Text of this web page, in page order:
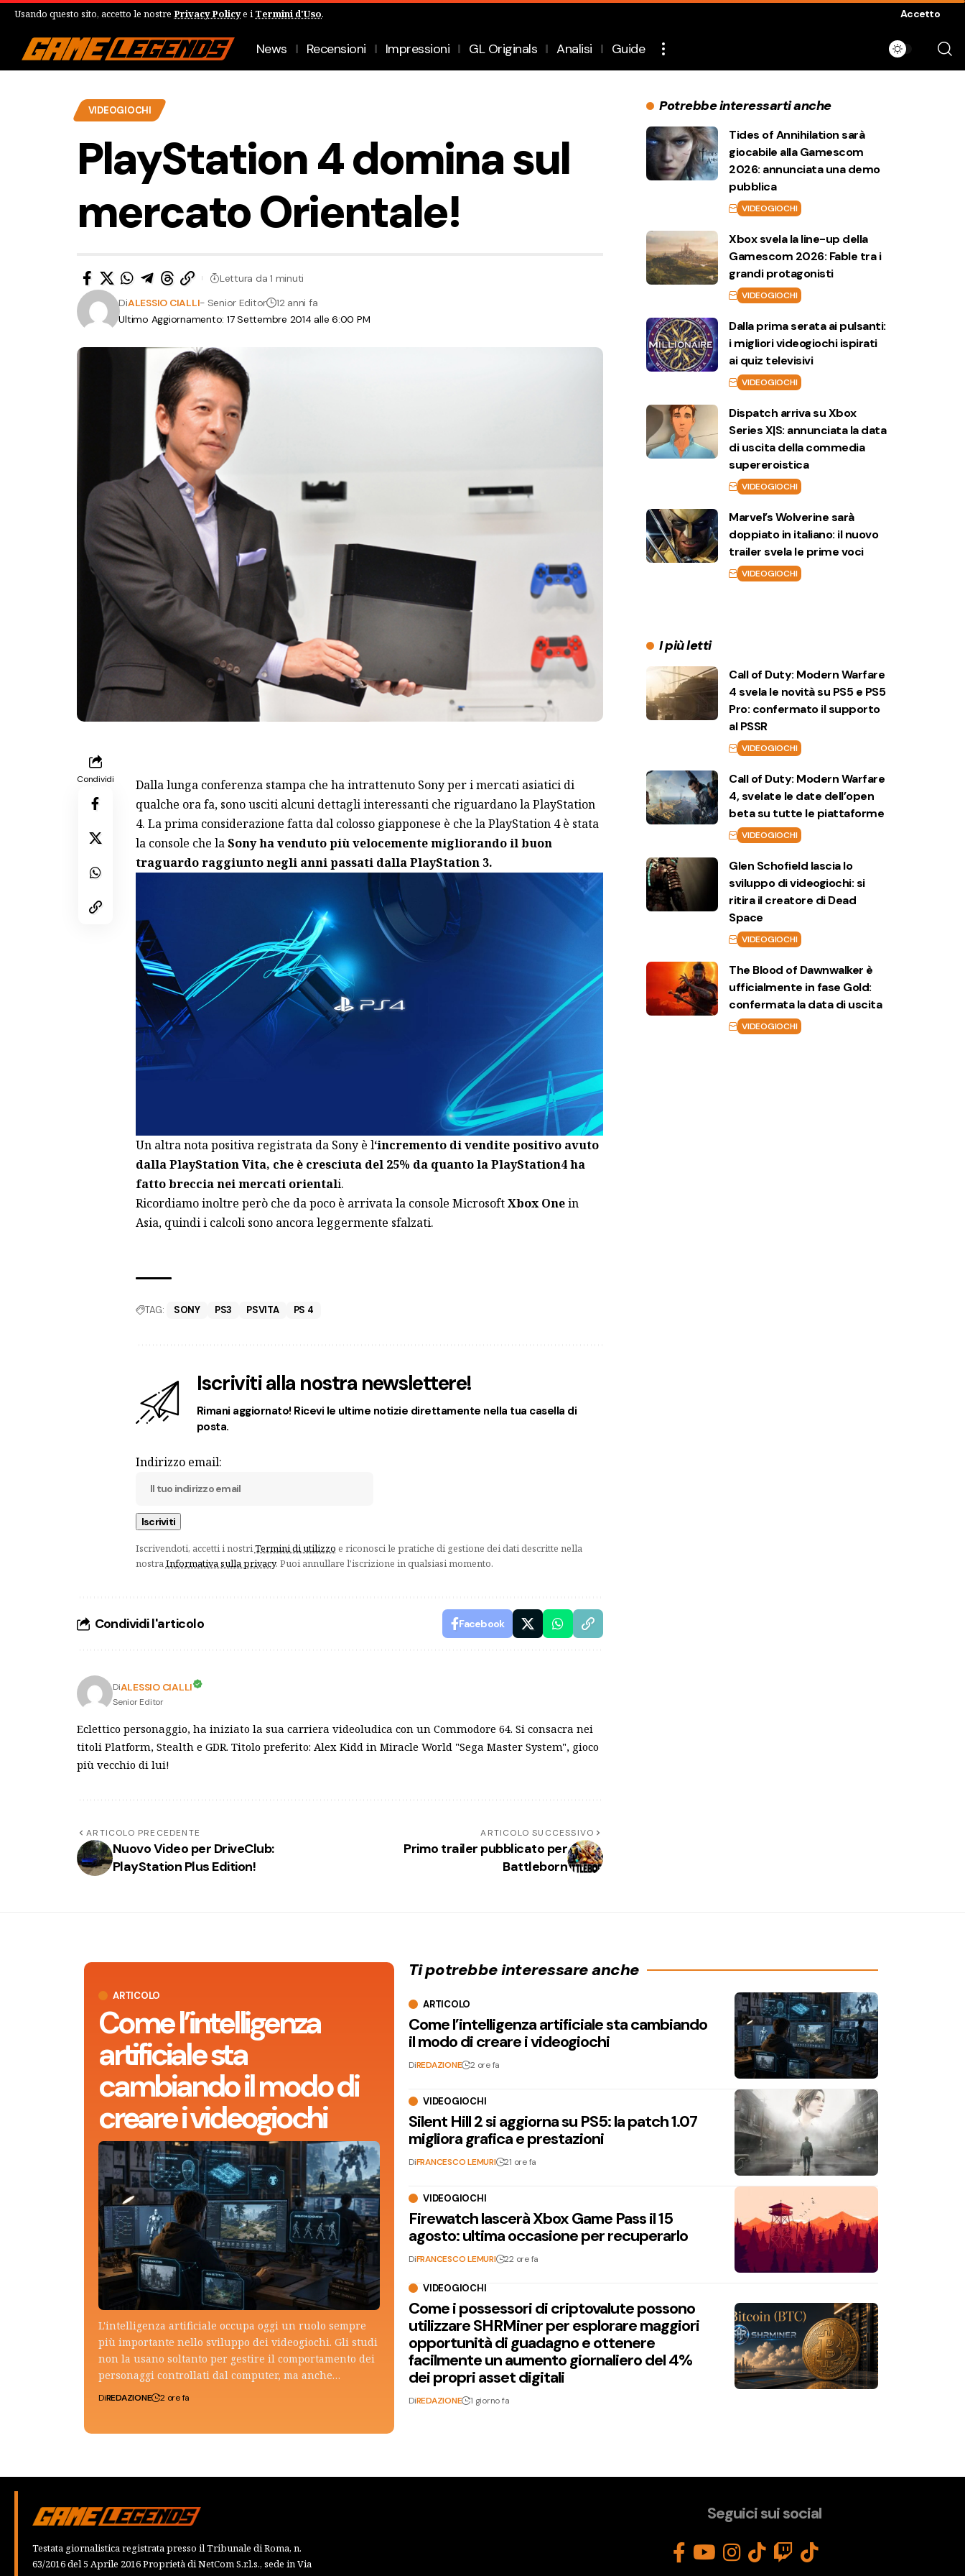
Usando questo sito, accetto le nostre Privacy Policye i Termini d'Uso. Accetto
News Recensioni Impressioni GL Originals Analisi Guide
VIDEOGIOCHI
PlayStation 4 domina sul
mercato Orientale!
Ultimo Aggiornamento: 17 Settembre 2014 alle 6:00 PM
DiALESSIO CIALLI- Senior Editor 12 anni fa
Lettura da 1 minuti
Condividi
Dalla lunga conferenza stampa che ha intrattenuto Sony per i mercati asiatici di
qualche ora fa, sono usciti alcuni dettagli interessanti che riguardano la PlayStation
4. La prima considerazione fatta dal colosso giapponese è che la PlayStation 4 è stata
la console che laSony ha venduto più velocemente migliorando il buon
traguardo raggiunto negli anni passati dalla PlayStation 3.
Un altra nota positiva registrata da Sony è l‘incremento di vendite positivo avuto
dalla PlayStation Vita, che è cresciuta del 25% da quanto la PlayStation4 ha
fatto breccia nei mercati orientali.
Ricordiamo inoltre però che da poco è arrivata la console MicrosoftXbox Onein
Asia, quindi i calcoli sono ancora leggermente sfalzati.
TAG: SONY PS3 PSVITA PS 4
Iscriviti alla nostra newslettere!
Rimani aggiornato! Ricevi le ultime notizie direttamente nella tua casella di
posta.
Indirizzo email:
Iscrivendoti, accetti i nostriTermini di utilizzo e riconosci le pratiche di gestione dei dati descritte nella
nostraInformativa sulla privacy. Puoi annullare l'iscrizione in qualsiasi momento.
Condividi l'articolo Facebook
DiALESSIO CIALLI
Senior Editor
Eclettico personaggio, ha iniziato la sua carriera videoludica con un Commodore 64. Si consacra nei
titoli Platform, Stealth e GDR. Titolo preferito: Alex Kidd in Miracle World "Sega Master System", gioco
più vecchio di lui!
ARTICOLO PRECEDENTE
Nuovo Video per DriveClub:
PlayStation Plus Edition!
ARTICOLO SUCCESSIVO
Primo trailer pubblicato per
Battleborn
Potrebbe interessarti anche
Tides of Annihilation sarà
giocabile alla Gamescom
2026: annunciata una demo
pubblica
VIDEOGIOCHI
Xbox svela la line-up della
Gamescom 2026: Fable tra i
grandi protagonisti
VIDEOGIOCHI
Dalla prima serata ai pulsanti:
i migliori videogiochi ispirati
ai quiz televisivi
VIDEOGIOCHI
Dispatch arriva su Xbox
Series X|S: annunciata la data
di uscita della commedia
supereroistica
VIDEOGIOCHI
Marvel’s Wolverine sarà
doppiato in italiano: il nuovo
trailer svela le prime voci
VIDEOGIOCHI
I più letti
Call of Duty: Modern Warfare
4 svela le novità su PS5 e PS5
Pro: confermato il supporto
al PSSR
VIDEOGIOCHI
Call of Duty: Modern Warfare
4, svelate le date dell’open
beta su tutte le piattaforme
VIDEOGIOCHI
Glen Schofield lascia lo
sviluppo di videogiochi: si
ritira il creatore di Dead
Space
VIDEOGIOCHI
The Blood of Dawnwalker è
ufficialmente in fase Gold:
confermata la data di uscita
VIDEOGIOCHI
ARTICOLO
Come l’intelligenza
artificiale sta
cambiando il modo di
creare i videogiochi
L'intelligenza artificiale occupa oggi un ruolo sempre
più importante nello sviluppo dei videogiochi. Gli studi
non la usano soltanto per gestire il comportamento dei
personaggi controllati dal computer, ma anche…
DiREDAZIONE 2 ore fa
Ti potrebbe interessare anche
ARTICOLO
Come l’intelligenza artificiale sta cambiando
il modo di creare i videogiochi
DiREDAZIONE 2 ore fa
VIDEOGIOCHI
Silent Hill 2 si aggiorna su PS5: la patch 1.07
migliora grafica e prestazioni
DiFRANCESCO LEMURI 21 ore fa
VIDEOGIOCHI
Firewatch lascerà Xbox Game Pass il 15
agosto: ultima occasione per recuperarlo
DiFRANCESCO LEMURI 22 ore fa
VIDEOGIOCHI
Come i possessori di criptovalute possono
utilizzare SHRMiner per esplorare maggiori
opportunità di guadagno e ottenere
facilmente un aumento giornaliero del 4%
dei propri asset digitali
DiREDAZIONE 1 giorno fa
Testata giornalistica registrata presso il Tribunale di Roma, n.
63/2016 del 5 Aprile 2016 Proprietà di NetCom S.r.l.s., sede in Via
Seguici sui social